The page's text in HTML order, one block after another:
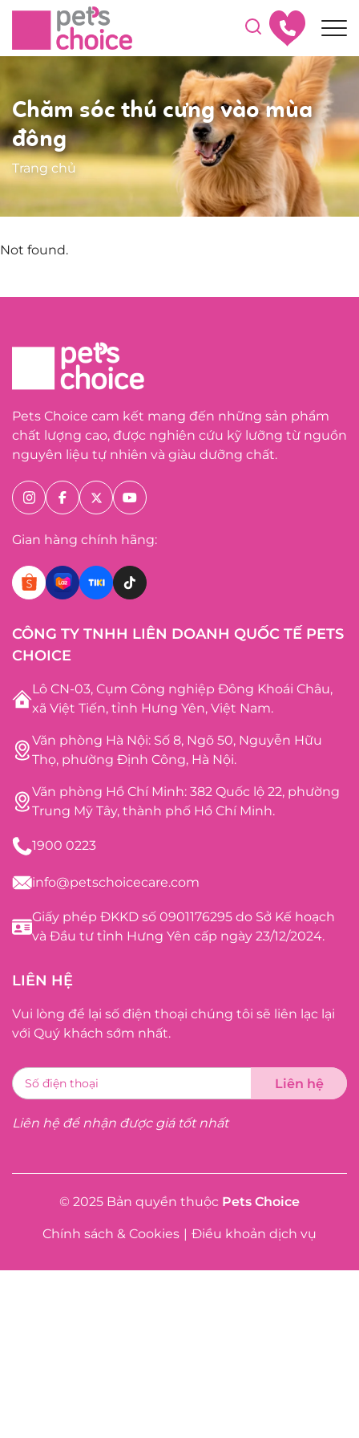
Chăm sóc thú cưng vào mùa
đông
Trang chủ
Not found.
Pets Choice cam kết mang đến những sản phẩm
chất lượng cao, được nghiên cứu kỹ lưỡng từ nguồn
nguyên liệu tự nhiên và giàu dưỡng chất.
Gian hàng chính hãng:
CÔNG TY TNHH LIÊN DOANH QUỐC TẾ PETS
CHOICE
Lô CN-03, Cụm Công nghiệp Đông Khoái Châu,
xã Việt Tiến, tỉnh Hưng Yên, Việt Nam.
Văn phòng Hà Nội: Số 8, Ngõ 50, Nguyễn Hữu
Thọ, phường Định Công, Hà Nội.
Văn phòng Hồ Chí Minh: 382 Quốc lộ 22, phường
Trung Mỹ Tây, thành phố Hồ Chí Minh.
1900 0223
info@petschoicecare.com
Giấy phép ĐKKD số 0901176295 do Sở Kế hoạch
và Đầu tư tỉnh Hưng Yên cấp ngày 23/12/2024.
LIÊN HỆ
Vui lòng để lại số điện thoại chúng tôi sẽ liên lạc lại
với Quý khách sớm nhất.
Liên hệ để nhận được giá tốt nhất
© 2025 Bản quyền thuộc Pets Choice
Chính sách & Cookies | Điều khoản dịch vụ